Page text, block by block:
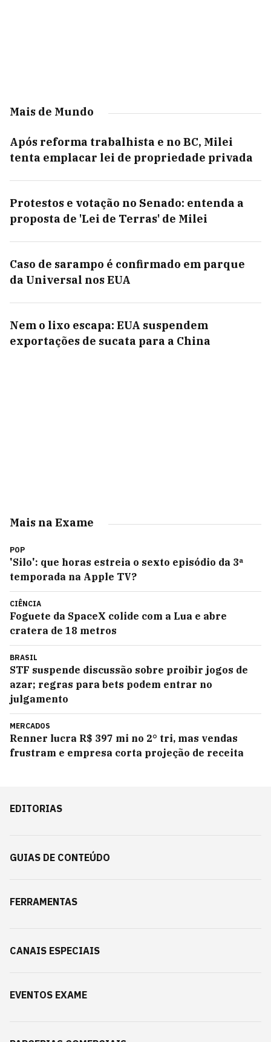
Mais de Mundo
Após reforma trabalhista e no BC, Milei
tenta emplacar lei de propriedade privada
Protestos e votação no Senado: entenda a
proposta de 'Lei de Terras' de Milei
Caso de sarampo é confirmado em parque
da Universal nos EUA
Nem o lixo escapa: EUA suspendem
exportações de sucata para a China
Mais na Exame
POP
'Silo': que horas estreia o sexto episódio da 3ª
temporada na Apple TV?
CIÊNCIA
Foguete da SpaceX colide com a Lua e abre
cratera de 18 metros
BRASIL
STF suspende discussão sobre proibir jogos de
azar; regras para bets podem entrar no
julgamento
MERCADOS
Renner lucra R$ 397 mi no 2° tri, mas vendas
frustram e empresa corta projeção de receita
EDITORIAS
GUIAS DE CONTEÚDO
FERRAMENTAS
CANAIS ESPECIAIS
EVENTOS EXAME